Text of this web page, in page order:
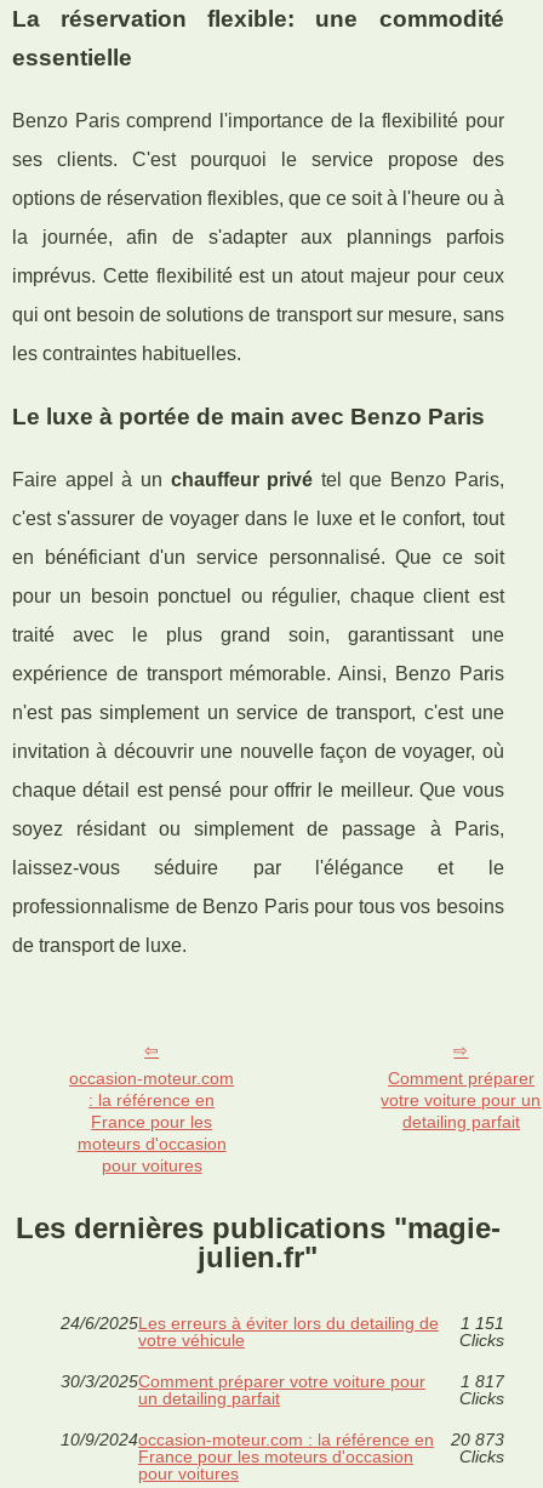
La réservation flexible: une commodité
essentielle
Benzo Paris comprend l'importance de la flexibilité pour
ses clients. C'est pourquoi le service propose des
options de réservation flexibles, que ce soit à l'heure ou à
la journée, afin de s'adapter aux plannings parfois
imprévus. Cette flexibilité est un atout majeur pour ceux
qui ont besoin de solutions de transport sur mesure, sans
les contraintes habituelles.
Le luxe à portée de main avec Benzo Paris
Faire appel à un chauffeur privé tel que Benzo Paris,
c'est s'assurer de voyager dans le luxe et le confort, tout
en bénéficiant d'un service personnalisé. Que ce soit
pour un besoin ponctuel ou régulier, chaque client est
traité avec le plus grand soin, garantissant une
expérience de transport mémorable. Ainsi, Benzo Paris
n'est pas simplement un service de transport, c'est une
invitation à découvrir une nouvelle façon de voyager, où
chaque détail est pensé pour offrir le meilleur. Que vous
soyez résidant ou simplement de passage à Paris,
laissez-vous séduire par l'élégance et le
professionnalisme de Benzo Paris pour tous vos besoins
de transport de luxe.
occasion-moteur.com
: la référence en
France pour les
moteurs d'occasion
pour voitures
Comment préparer
votre voiture pour un
detailing parfait
Les dernières publications "magie-
julien.fr"
24/6/2025Les erreurs à éviter lors du detailing de
votre véhicule
1 151
Clicks
30/3/2025Comment préparer votre voiture pour
un detailing parfait
1 817
Clicks
10/9/2024occasion-moteur.com : la référence en
France pour les moteurs d'occasion
pour voitures
20 873
Clicks